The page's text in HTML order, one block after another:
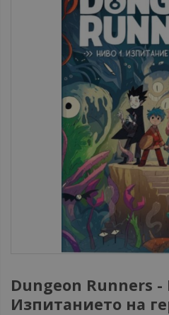
Dungeon Runners -
Изпитанието на